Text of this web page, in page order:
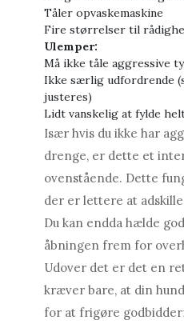
Tåler opvaskemaskine
Fire størrelser til
Ulemper:
Må ikke tåle aggressive
Ikke særlig udfordrende
justeres)
Lidt vanskelig at fylde
Især hvis du ikke har
drenge, er dette et
ovenstående. Dette
der er lettere at
Du kan endda hælde
åbningen frem for
Udover det er det en
kræver bare, at din
for at frigøre